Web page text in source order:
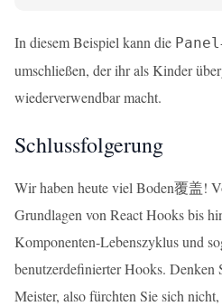
In diesem Beispiel kann die Panel
umschließen, der ihr als Kinder
wiederverwendbar macht.
Schlussfolgerung
Wir haben heute viel Boden覆盖!
Grundlagen von React Hooks bis
Komponenten-Lebenszyklus und
benutzerdefinierter Hooks. Denken
Meister, also fürchten Sie sich